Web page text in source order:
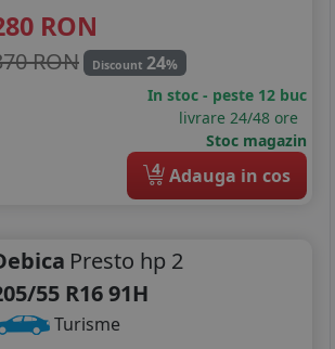
RON
RON Discount 24%
In stoc - peste 12 buc
livrare 24/48 ore
Stoc magazin
4 Adauga in cos
Presto hp 2
55 R16 91H
Turisme